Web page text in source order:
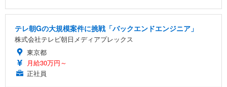
テレ朝Gの大規模案件に挑戦「バックエンドエンジニア」
株式会社テレビ朝日メディアプレックス
東京都
月給30万円～
正社員